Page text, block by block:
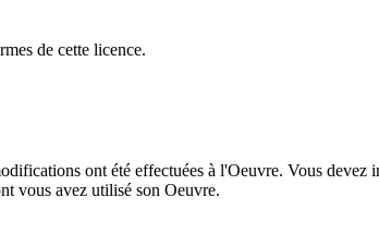
de cette licence.
ont été effectuées à l'Oeuvre. Vous devez
vous avez utilisé son Oeuvre.